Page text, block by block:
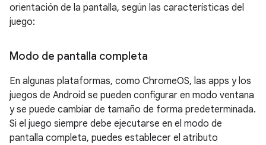
orientación de la pantalla, según las características del
juego:
Modo de pantalla completa
En algunas plataformas, como ChromeOS, las apps y los
juegos de Android se pueden configurar en modo ventana
y se puede cambiar de tamaño de forma predeterminada.
Si el juego siempre debe ejecutarse en el modo de
pantalla completa, puedes establecer el atributo